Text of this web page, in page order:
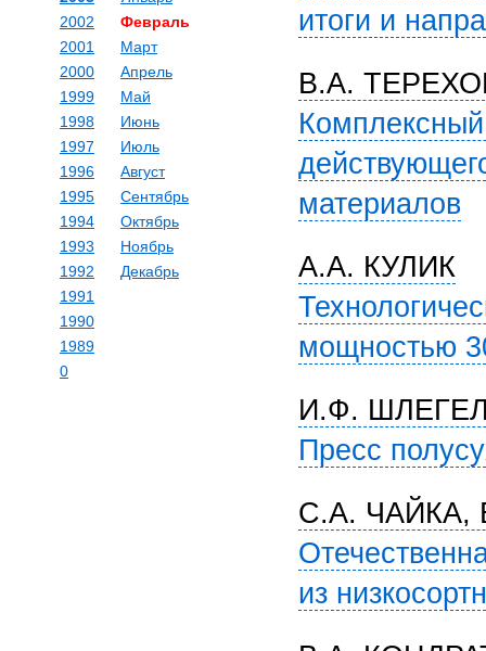
Февраль
Март
Апрель
Май
Июнь
Июль
Август
Сентябрь
Октябрь
Ноябрь
Декабрь
2002
2001
2000
1999
1998
1997
1996
1995
1994
1993
1992
1991
1990
1989
0
итоги и
В.А.
материалов
А.А. КУЛИК
мощностью
И.Ф.
Пресс
С.А.
из